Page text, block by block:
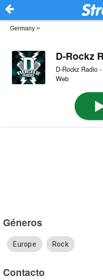
Germany >
D-Rockz
D-Rockz Radio
Web
Géneros
Europe Rock
Contacto